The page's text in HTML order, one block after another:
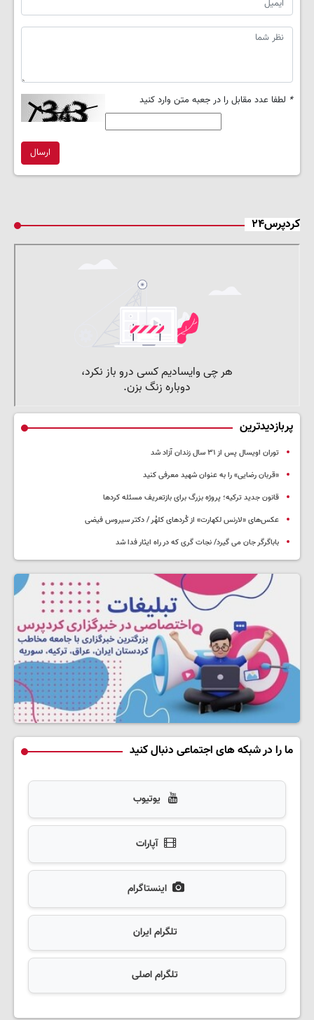
* لطفا عدد مقابل را در جعبه متن وارد کنید
ارسال
کردپرس۲۴
پربازدیدترین
توران اویسال پس از ۳۱ سال زندان آزاد شد
«قربان رضایی» را به عنوان شهید معرفی کنید
قانون جدید ترکیه؛ پروژه بزرگ‌ برای بازتعریف مسئله کردها
عکس‌های «لارنس لکهارت» از کُردهای کلهُر / دکتر سیروس فیضی
باباگرگر جان می گیرد/ نجات گری که در راه ایثار فدا شد
ما را در شبکه های اجتماعی دنبال کنید
یوتیوب
آپارات
اینستاگرام
تلگرام ایران
تلگرام اصلی